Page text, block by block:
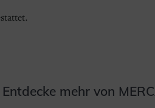
Entdecke mehr von